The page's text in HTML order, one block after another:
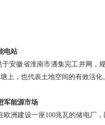
电站
徽省淮南市潘集完工并网，
上，也代表土地空间的有效活化
能源市场
建设一座100兆瓦的储电厂，